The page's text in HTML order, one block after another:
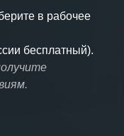
в рабочее
бесплатный).